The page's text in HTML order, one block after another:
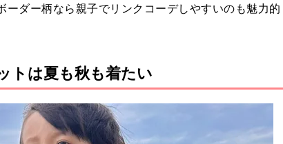
ーダー柄なら親子でリンクコーデしやすいのも魅力的
トは夏も秋も着たい